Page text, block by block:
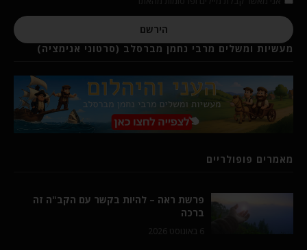
הירשם
מעשיות ומשלים מרבי נחמן מברסלב (סרטוני אנימציה)
מאמרים פופולריים
פרשת ראה – להיות בקשר עם הקב"ה זה
ברכה
6 באוגוסט 2026